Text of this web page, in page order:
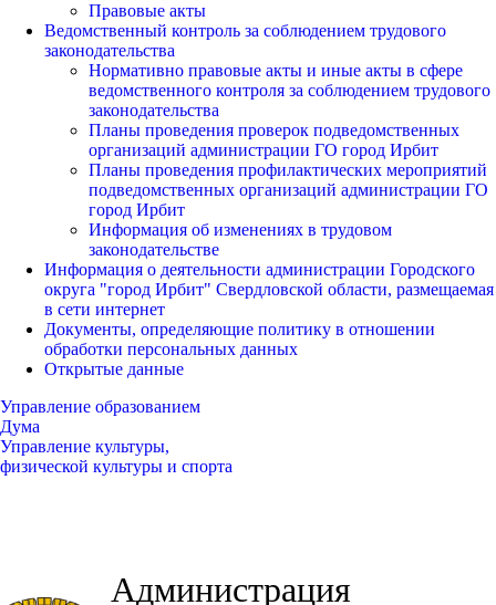
Правовые акты
Ведомственный контроль за соблюдением трудового
законодательства
Нормативно правовые акты и иные акты в сфере
ведомственного контроля за соблюдением трудового
законодательства
Планы проведения проверок подведомственных
организаций администрации ГО город Ирбит
Планы проведения профилактических мероприятий
подведомственных организаций администрации ГО
город Ирбит
Информация об изменениях в трудовом
законодательстве
Информация о деятельности администрации Городского
округа "город Ирбит" Свердловской области, размещаемая
в сети интернет
Документы, определяющие политику в отношении
обработки персональных данных
Открытые данные
Управление образованием
Дума
Управление культуры,
физической культуры и спорта
Администрация